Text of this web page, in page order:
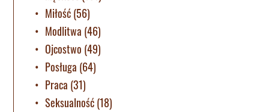
Miłość(56)
Modlitwa (46)
Ojcostwo (49)
Posługa (64)
Praca (31)
Seksualność(18)